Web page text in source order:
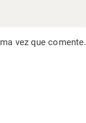
vez que comente.